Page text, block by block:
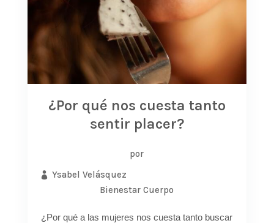
¿Por qué nos cuesta tanto
sentir placer?
por
Ysabel Velásquez
Bienestar Cuerpo
¿Por qué a las mujeres nos cuesta tanto buscar